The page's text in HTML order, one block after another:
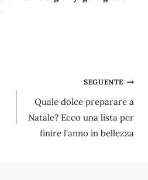
SEGUENTE
Quale dolce preparare a
Natale? Ecco una lista per
finire l’anno in bellezza